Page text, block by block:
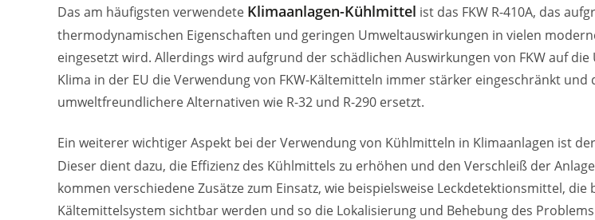
Das am häufigsten verwendete Klimaanlagen-Kühlmittel ist das FKW R-410A, das
thermodynamischen Eigenschaften und geringen Umweltauswirkungen in vielen
eingesetzt wird. Allerdings wird aufgrund der schädlichen Auswirkungen von FKW auf die
Klima in der EU die Verwendung von FKW-Kältemitteln immer stärker eingeschränkt und
umweltfreundlichere Alternativen wie R-32 und R-290 ersetzt.
Ein weiterer wichtiger Aspekt bei der Verwendung von Kühlmitteln in Klimaanlagen ist der
Dieser dient dazu, die Effizienz des Kühlmittels zu erhöhen und den Verschleiß der
kommen verschiedene Zusätze zum Einsatz, wie beispielsweise Leckdetektionsmittel, die
Kältemittelsystem sichtbar werden und so die Lokalisierung und Behebung des